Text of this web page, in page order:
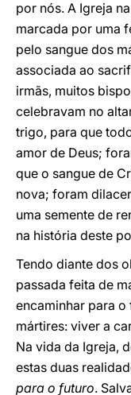
por nós. A Igreja
marcada por uma
pelo sangue dos
associada ao
irmãs, muitos
celebravam no
trigo, para que
amor de Deus;
que o sangue de
nova; foram
uma semente de
na história deste
Tendo diante dos
passada feita de
encaminhar para
mártires: viver a
Na vida da Igreja,
estas duas
para o futuro.